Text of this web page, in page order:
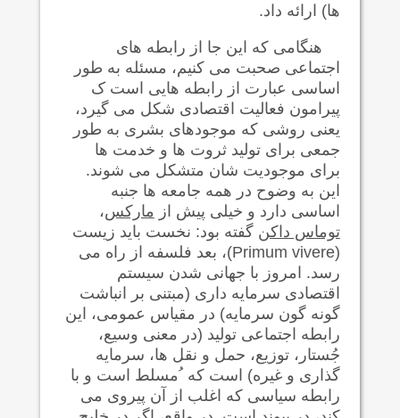
ها) ارائه داد.
هنگامی که این جا از رابطه های
اجتماعی صحبت می کنیم، مسئله به طور
اساسی عبارت از رابطه هایی است ک
پیرامون فعالیت اقتصادی شکل می گیرد،
یعنی روشی که موجودهای بشری به طور
جمعی برای تولید ثروت ها و خدمت ها
برای موجودیت شان متشکل می شوند.
این به وضوح در همه جامعه ها جنبه
اساسی دارد و خیلی پیش از مارکس،
توماس داکن گفته بود: نخست باید زیست
(
Primum vivere)، بعد فلسفه از راه می
رسد. امروز با جهانی شدن سیستم
اقتصادی سرمايه داری (مبتنی بر انباشت
گونه گون سرمایه) در مقیاس عمومی، این
رابطه اجتماعی تولید (در معنی وسیع،
جُستار، توزيع، حمل و نقل ها، سرمايه
گذاری و غيره) است که ُمسلط است و با
رابطه سياسی که اغلب از آن پيروی می